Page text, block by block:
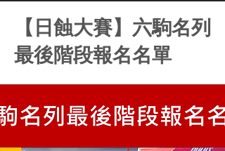
【日蝕大賽】六駒名列
最後階段報名名單